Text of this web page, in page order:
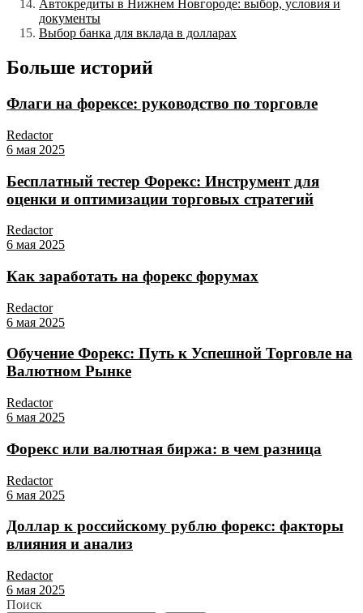
Автокредиты в Нижнем Новгороде: выбор, условия и
документы
Выбор банка для вклада в долларах
Больше историй
Флаги на форексе: руководство по торговле
Redactor
6 мая 2025
Бесплатный тестер Форекс: Инструмент для
оценки и оптимизации торговых стратегий
Redactor
6 мая 2025
Как заработать на форекс форумах
Redactor
6 мая 2025
Обучение Форекс: Путь к Успешной Торговле на
Валютном Рынке
Redactor
6 мая 2025
Форекс или валютная биржа: в чем разница
Redactor
6 мая 2025
Доллар к российскому рублю форекс: факторы
влияния и анализ
Redactor
6 мая 2025
Поиск